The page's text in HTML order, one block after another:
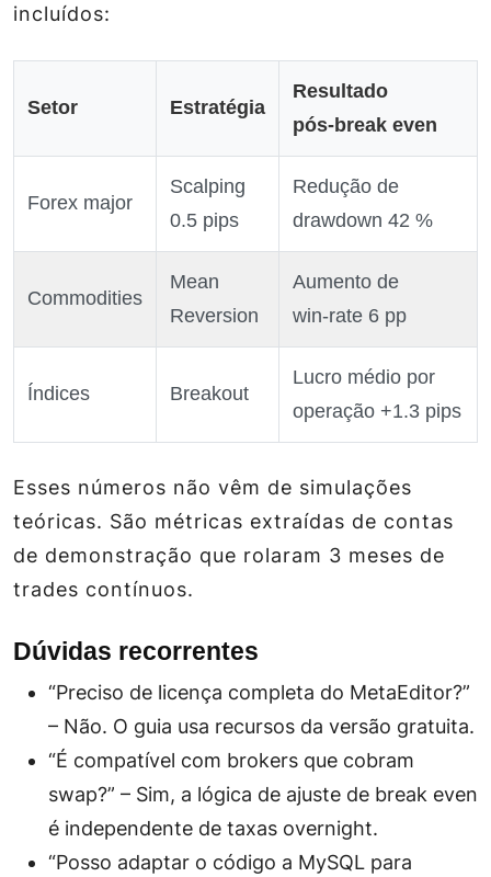
incluídos:
Setor Estratégia
Resultado
pós‑break even
Forex major
Scalping
0.5 pips
Redução de
drawdown 42 %
Commodities
Mean
Reversion
Aumento de
win‑rate 6 pp
Índices Breakout
Lucro médio por
operação +1.3 pips
Esses números não vêm de simulações
teóricas. São métricas extraídas de contas
de demonstração que rolaram 3 meses de
trades contínuos.
Dúvidas recorrentes
“Preciso de licença completa do MetaEditor?”
– Não. O guia usa recursos da versão gratuita.
“É compatível com brokers que cobram
swap?” – Sim, a lógica de ajuste de break even
é independente de taxas overnight.
“Posso adaptar o código a MySQL para